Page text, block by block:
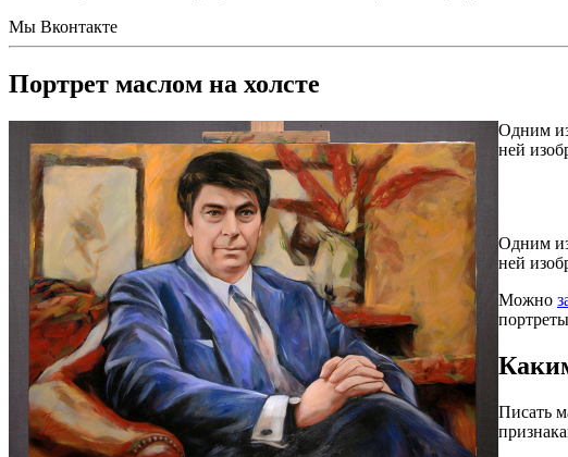
Мы Вконтакте
Портрет маслом на холсте
Одним из
ней
Одним из
ней
Можно
Писать